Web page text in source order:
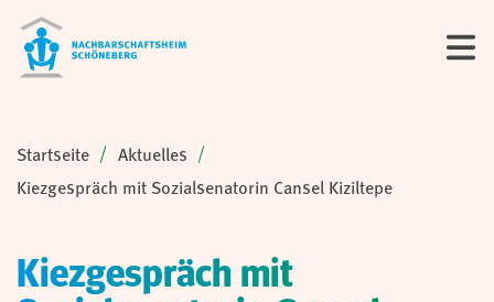
Sie sind hier:
Startseite
Aktuelles
Kiezgespräch mit Sozialsenatorin Cansel Kiziltepe
Kiezgespräch mit